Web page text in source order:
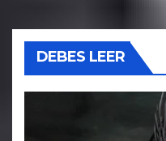
DEBES LEER